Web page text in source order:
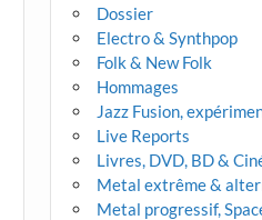
Dossier
Electro & Synthpop
Folk & New Folk
Hommages
Jazz Fusion,
Live Reports
Livres, DVD, BD &
Metal extrême &
Metal progressif,